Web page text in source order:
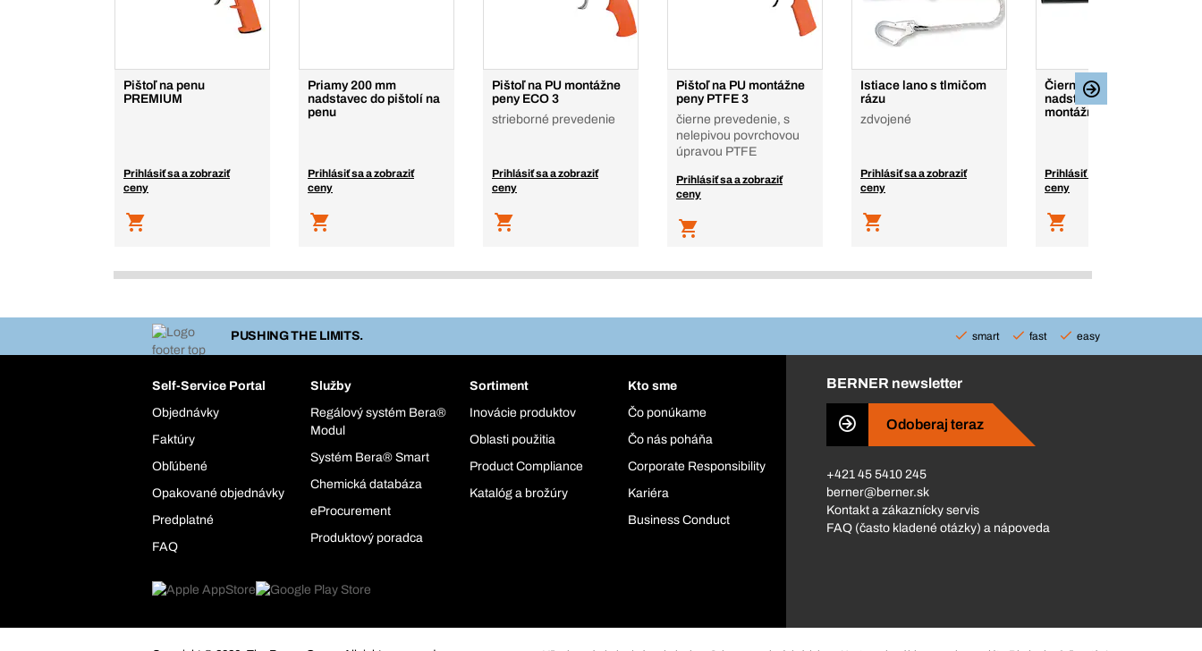
Pištoľ na penu
PREMIUM
Prihlásiť sa a zobraziť
ceny
Priamy 200 mm
nadstavec do pištolí na
penu
Prihlásiť sa a zobraziť
ceny
Pištoľ na PU montážne
peny ECO 3
strieborné prevedenie
Prihlásiť sa a zobraziť
ceny
Pištoľ na PU montážne
peny PTFE 3
čierne prevedenie, s
nelepivou povrchovou
úpravou PTFE
Prihlásiť sa a zobraziť
ceny
Istiace lano s tlmičom
rázu
zdvojené
Prihlásiť sa a zobraziť
ceny
Čierny 100 mm
nadstavec na pištoľ na
montážne peny
Prihlásiť sa a zobraziť
ceny
PUSHING THE LIMITS. smart fast easy
Self-Service Portal
Objednávky
Faktúry
Obľúbené
Opakované objednávky
Predplatné
FAQ
Služby
Regálový systém Bera®
Modul
Systém Bera® Smart
Chemická databáza
eProcurement
Produktový poradca
Sortiment
Inovácie produktov
Oblasti použitia
Product Compliance
Katalóg a brožúry
Kto sme
Čo ponúkame
Čo nás poháňa
Corporate Responsibility
Kariéra
Business Conduct
BERNER newsletter
Odoberaj teraz
+421 45 5410 245
berner@berner.sk
Kontakt a zákaznícky servis
FAQ (často kladené otázky) a nápoveda